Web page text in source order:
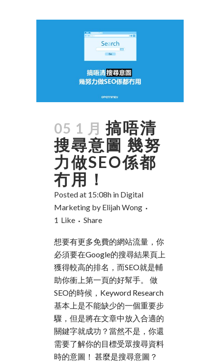
05 1 月 搞唔清
搜尋意圖 幾努
力做SEO係都
冇用！
Posted at 15:08h in Digital
Marketing by Elijah Wong
1 Like Share
想要有更多免費的網站流量，你
必須要在Google的搜尋結果頁上
獲得較高的排名，而SEO就是輔
助你衝上第一頁的好幫手。 做
SEO的時候，Keyword Research
基本上是不能缺少的一個重要步
驟，但是將在文章中放入合適的
關鍵字就成功？當然不是，你還
需要了解你的目標受眾搜尋資料
時的意圖！ 甚麼是搜尋意圖？